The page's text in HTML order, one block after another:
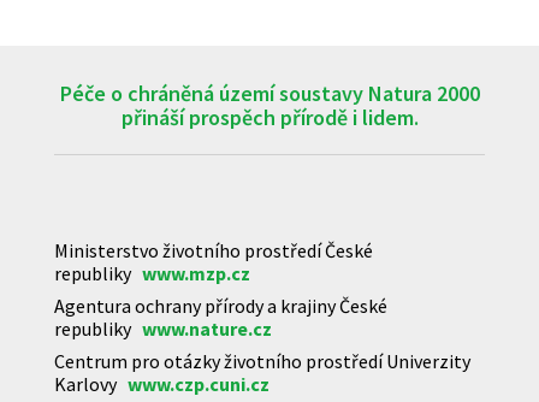
Péče o chráněná území soustavy Natura 2000
přináší prospěch přírodě i lidem.
Ministerstvo životního prostředí České
republiky www.mzp.cz
Agentura ochrany přírody a krajiny České
republiky www.nature.cz
Centrum pro otázky životního prostředí Univerzity
Karlovy www.czp.cuni.cz